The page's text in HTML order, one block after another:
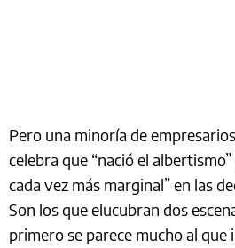
Pero una minoría de
celebra que “nació el
cada vez más marginal” en las
Son los que elucubran dos
primero se parece mucho al que